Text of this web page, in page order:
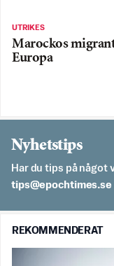
UTRIKES
Marockos
Europa
Nyhetstips
Har du tips på något
es.semithcope@spit
REKOMMENDERAT